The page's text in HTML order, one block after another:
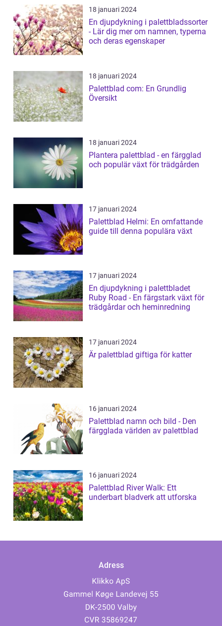
18 januari 2024
En djupdykning i palettbladssorter
- Lär dig mer om namnen, typerna
och deras egenskaper
18 januari 2024
Palettblad com: En Grundlig
Översikt
18 januari 2024
Plantera palettblad - en färgglad
och populär växt för trädgården
17 januari 2024
Palettblad Helmi: En omfattande
guide till denna populära växt
17 januari 2024
En djupdykning i palettbladet
Ruby Road - En färgstark växt för
trädgårdar och heminredning
17 januari 2024
Är palettblad giftiga för katter
16 januari 2024
Palettblad namn och bild - Den
färgglada världen av palettblad
16 januari 2024
Palettblad River Walk: Ett
underbart bladverk att utforska
Adress